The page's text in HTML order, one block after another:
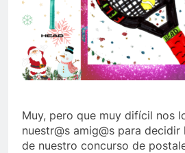
Muy, pero que muy difícil nos
nuestr@s amig@s para
de nuestro concurso de